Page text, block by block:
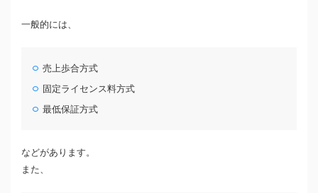
一般的には、
売上歩合方式
固定ライセンス料方式
最低保証方式
などがあります。
また、